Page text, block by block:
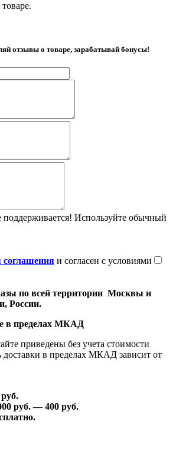
отзывы о товаре, зарабатывай бонусы!
Используйте обычный
соглашения и согласен с условиями
по всей территории Москвы и
России.
в пределах МКАД
приведены без учета стоимости
доставки в пределах МКАД зависит от
руб. —400 руб.